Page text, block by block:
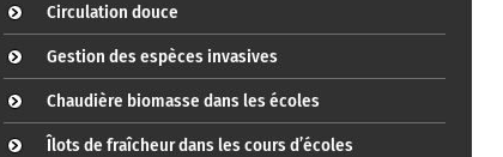
Circulation douce
Gestion des espèces invasives
Chaudière biomasse dans les écoles
Îlots de fraîcheur dans les cours d’écoles